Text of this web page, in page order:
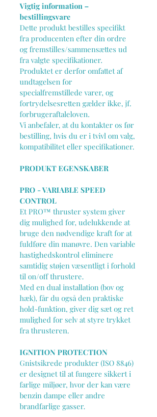
Vigtig information –
bestillingsvare
Dette produkt bestilles specifikt
fra producenten efter din ordre
og fremstilles/sammensættes ud
fra valgte specifikationer.
Produktet er derfor omfattet af
undtagelsen for
specialfremstillede varer, og
fortrydelsesretten gælder ikke, jf.
forbrugeraftaleloven.
Vi anbefaler, at du kontakter os før
bestilling, hvis du er i tvivl om valg,
kompatibilitet eller specifikationer.
PRODUKT EGENSKABER
PRO - VARIABLE SPEED
CONTROL
Et PRO™ thruster system giver
dig mulighed for, udelukkende at
bruge den nødvendige kraft for at
fuldføre din manøvre. Den variable
hastighedskontrol eliminere
samtidig støjen væsentligt i forhold
til on/off thrustere.
Med en dual installation (bov og
hæk), får du også den praktiske
hold-funktion, giver dig sæt og ret
mulighed for selv at styre trykket
fra thrusteren.
IGNITION PROTECTION
Gnistsikrede produkter (ISO 8846)
er designet til at fungere sikkert i
farlige miljøer, hvor der kan være
benzin dampe eller andre
brandfarlige gasser.